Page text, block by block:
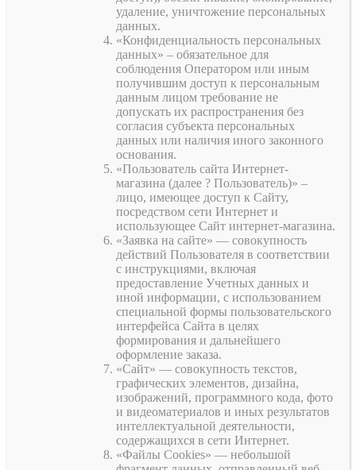
удаление, уничтожение персональных
данных.
«Конфиденциальность персональных
данных» – обязательное для
соблюдения Оператором или иным
получившим доступ к персональным
данным лицом требование не
допускать их распространения без
согласия субъекта персональных
данных или наличия иного законного
основания.
«Пользователь сайта Интернет-
магазина (далее ? Пользователь)» –
лицо, имеющее доступ к Сайту,
посредством сети Интернет и
использующее Сайт интернет-магазина.
«Заявка на сайте» — совокупность
действий Пользователя в соответствии
с инструкциями, включая
предоставление Учетных данных и
иной информации, с использованием
специальной формы пользовательского
интерфейса Сайта в целях
формирования и дальнейшего
оформление заказа.
«Сайт» — совокупность текстов,
графических элементов, дизайна,
изображений, программного кода, фото
и видеоматериалов и иных результатов
интеллектуальной деятельности,
содержащихся в сети Интернет.
«Файлы Cookies» — небольшой